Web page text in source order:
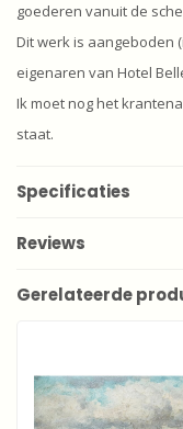
goederen vanuit de
Dit werk is aangeboden
eigenaren van Hotel
Ik moet nog het
staat.
Specificaties
Reviews
Gerelateerde